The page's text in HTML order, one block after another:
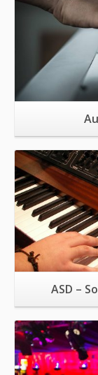
ASD –